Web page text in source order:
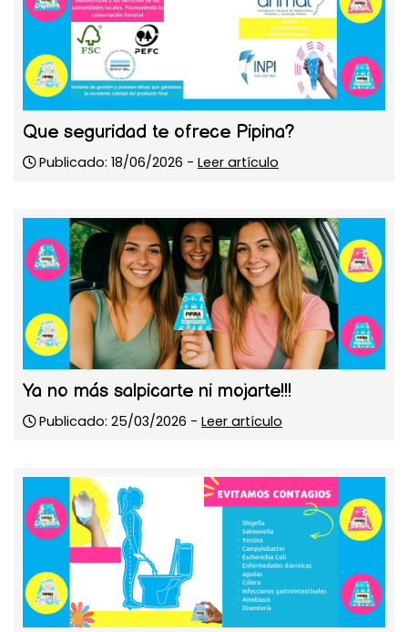
Que seguridad te ofrece Pipina?
Publicado: 18/06/2026 - Leer artículo
Ya no más salpicarte ni mojarte!!!
Publicado: 25/03/2026 - Leer artículo